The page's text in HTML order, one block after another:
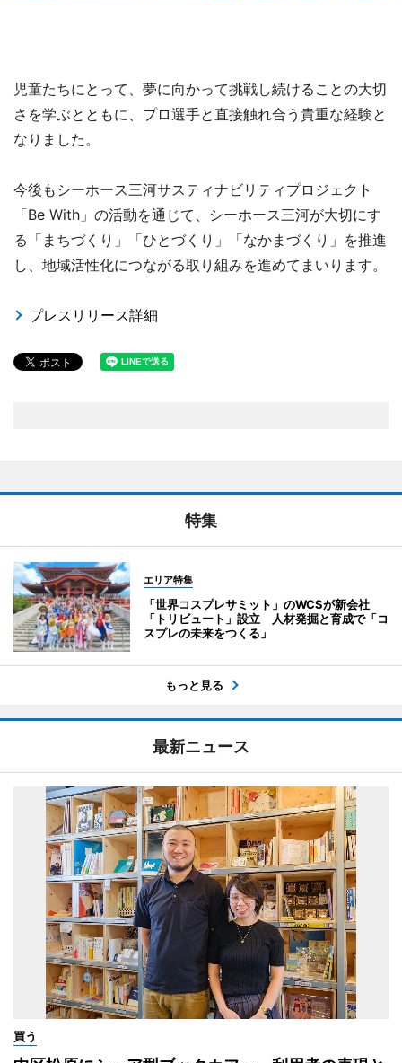
児童たちにとって、夢に向かって挑戦し続けることの大切
さを学ぶとともに、プロ選手と直接触れ合う貴重な経験と
なりました。
今後もシーホース三河サスティナビリティプロジェクト
「Be With」の活動を通じて、シーホース三河が大切にす
る「まちづくり」「ひとづくり」「なかまづくり」を推進
し、地域活性化につながる取り組みを進めてまいります。
プレスリリース詳細
特集
エリア特集
「世界コスプレサミット」のWCSが新会社
「トリビュート」設立 人材発掘と育成で「コ
スプレの未来をつくる」
もっと見る
最新ニュース
買う